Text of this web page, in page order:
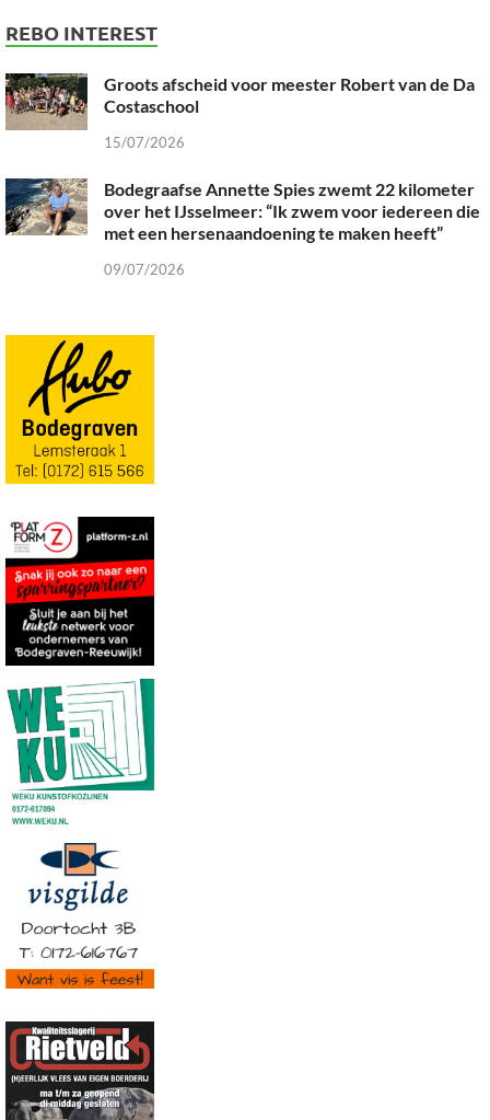
REBO INTEREST
Groots afscheid voor meester Robert van de Da
Costaschool
15/07/2026
Bodegraafse Annette Spies zwemt 22 kilometer
over het IJsselmeer: “Ik zwem voor iedereen die
met een hersenaandoening te maken heeft”
09/07/2026